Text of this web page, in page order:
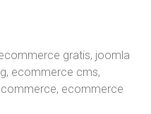
gratis, joomla
ecommerce cms,
ecommerce